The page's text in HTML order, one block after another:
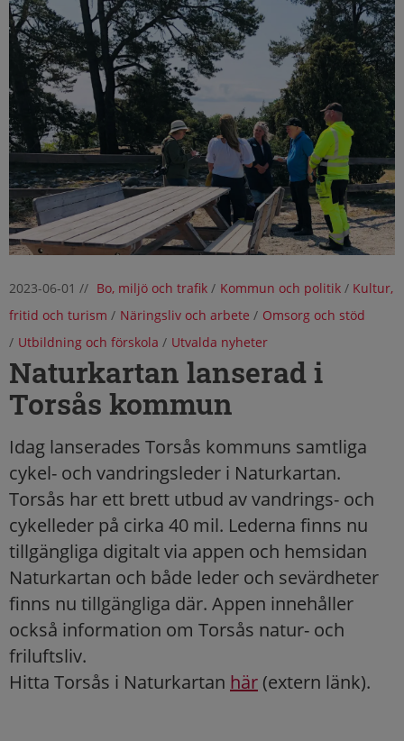
2023-06-01 // Bo, miljö och trafik/ Kommun och politik/ Kultur,
fritid och turism / Näringsliv och arbete / Omsorg och stöd
/ Utbildning och förskola / Utvalda nyheter
Naturkartan lanserad i
Torsås kommun
Idag lanserades Torsås kommuns samtliga
cykel- och vandringsleder i Naturkartan.
Torsås har ett brett utbud av vandrings- och
cykelleder på cirka 40 mil. Lederna finns nu
tillgängliga digitalt via appen och hemsidan
Naturkartan och både leder och sevärdheter
finns nu tillgängliga där. Appen innehåller
också information om Torsås natur- och
friluftsliv.
Hitta Torsås i Naturkartan här (extern länk).